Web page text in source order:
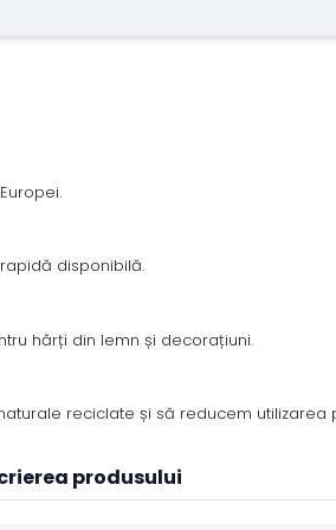
disponibilă.
hărți din lemn și decorațiuni.
reciclate și să reducem utilizarea
produsului